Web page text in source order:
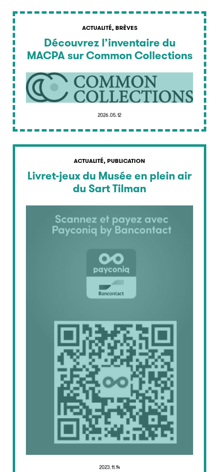
ACTUALITÉ, BRÈVES
Découvrez l’inventaire du
MACPA sur Common Collections
2026.05.12
ACTUALITÉ, PUBLICATION
Livret-jeux du Musée en plein air
du Sart Tilman
2023.11.14